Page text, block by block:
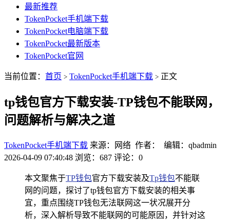
最新推荐
TokenPocket手机端下载
TokenPocket电脑端下载
TokenPocket最新版本
TokenPocket官网
当前位置： 首页 > TokenPocket手机端下载 > 正文
tp钱包官方下载安装-TP钱包不能联网，
问题解析与解决之道
TokenPocket手机端下载 来源：网络 作者： 编辑：qbadmin
2026-04-09 07:40:48 浏览：687 评论：0
本文聚焦于TP钱包官方下载安装及Tp钱包不能联
网的问题，探讨了tp钱包官方下载安装的相关事
宜，重点围绕TP钱包无法联网这一状况展开分
析，深入解析导致不能联网的可能原因，并针对这